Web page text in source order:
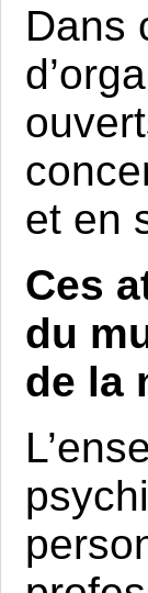
Dans
et en
Ces
du
de la